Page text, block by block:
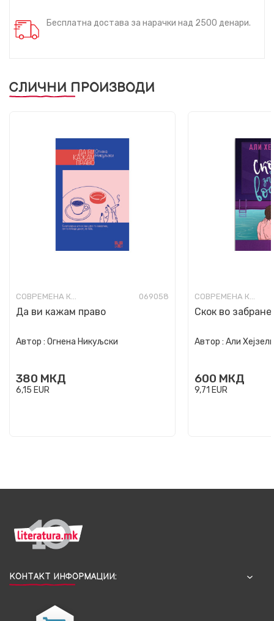
Бесплатна достава за нарачки над 2500 денари.
СЛИЧНИ ПРОИЗВОДИ
СОВРЕМЕНА КНИЖЕВНОСТ 069058
Да ви кажам право
Автор : Огнена Никуљски
380 МКД
6,15 EUR
СОВРЕМЕНА КНИЖЕВНОСТ
Скок во
Автор : Али
600 МКД
9,71 EUR
КОНТАКТ ИНФОРМАЦИИ: